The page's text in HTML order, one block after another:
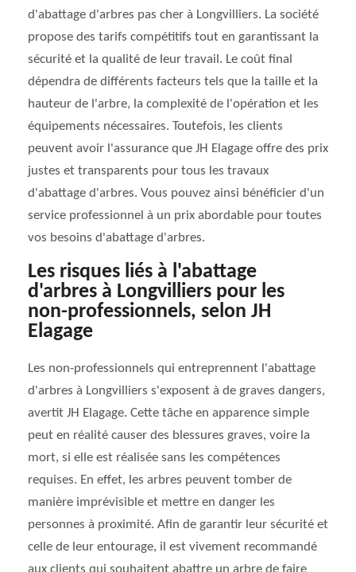
d'abattage d'arbres pas cher à Longvilliers. La société
propose des tarifs compétitifs tout en garantissant la
sécurité et la qualité de leur travail. Le coût final
dépendra de différents facteurs tels que la taille et la
hauteur de l'arbre, la complexité de l'opération et les
équipements nécessaires. Toutefois, les clients
peuvent avoir l'assurance que JH Elagage offre des prix
justes et transparents pour tous les travaux
d'abattage d'arbres. Vous pouvez ainsi bénéficier d'un
service professionnel à un prix abordable pour toutes
vos besoins d'abattage d'arbres.
Les risques liés à l'abattage
d'arbres à Longvilliers pour les
non-professionnels, selon JH
Elagage
Les non-professionnels qui entreprennent l'abattage
d'arbres à Longvilliers s'exposent à de graves dangers,
avertit JH Elagage. Cette tâche en apparence simple
peut en réalité causer des blessures graves, voire la
mort, si elle est réalisée sans les compétences
requises. En effet, les arbres peuvent tomber de
manière imprévisible et mettre en danger les
personnes à proximité. Afin de garantir leur sécurité et
celle de leur entourage, il est vivement recommandé
aux clients qui souhaitent abattre un arbre de faire